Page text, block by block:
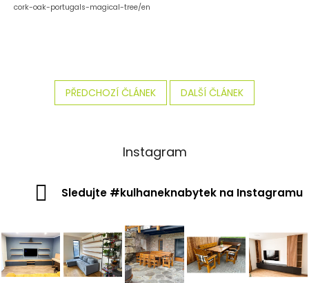
cork-oak-portugals-magical-tree/en
PŘEDCHOZÍ ČLÁNEK DALŠÍ ČLÁNEK
Instagram
Sledujte #kulhaneknabytek na Instagramu